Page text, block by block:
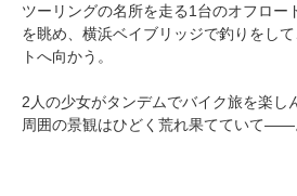
ツーリングの名所を走る1台のオフロー
を眺め、横浜ベイブリッジで釣りをし
トへ向かう。
2人の少女がタンデムでバイク旅を楽し
周囲の景観はひどく荒れ果てていて――